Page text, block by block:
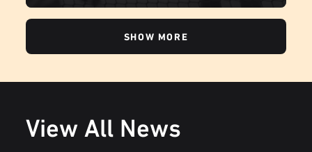
SHOW MORE
View All News